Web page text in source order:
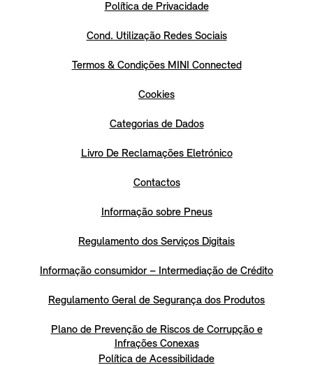
Política de Privacidade
Cond. Utilização Redes Sociais
Termos & Condições MINI Connected
Cookies
Categorias de Dados
Livro De Reclamações Eletrónico
Contactos
Informação sobre Pneus
Regulamento dos Serviços Digitais
Informação consumidor – Intermediação de Crédito
Regulamento Geral de Segurança dos Produtos
Plano de Prevenção de Riscos de Corrupção e
Infrações Conexas
Política de Acessibilidade